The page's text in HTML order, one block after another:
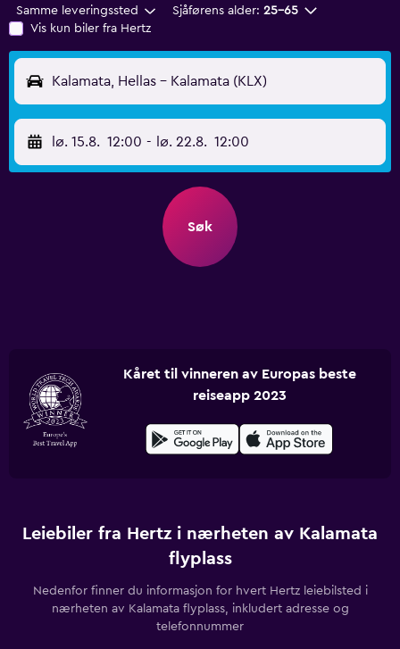
Samme leveringssted Sjåførens alder: 25–65
Vis kun biler fra Hertz
Kalamata, Hellas - Kalamata (KLX)
lø. 15.8. 12:00 - lø. 22.8. 12:00
Søk
Kåret til vinneren av Europas beste
reiseapp 2023
Leiebiler fra Hertz i nærheten av Kalamata
flyplass
Nedenfor finner du informasjon for hvert Hertz leiebilsted i
nærheten av Kalamata flyplass, inkludert adresse og
telefonnummer